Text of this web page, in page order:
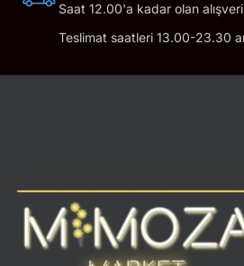
Saat 12.00'a kadar olan
Teslimat saatleri 13.00-23.30